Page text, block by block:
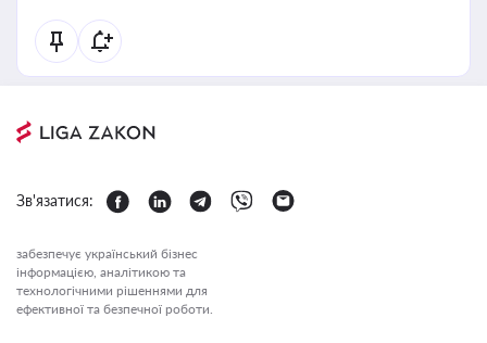
Зв'язатися:
забезпечує український бізнес
інформацією, аналітикою та
технологічними рішеннями для
ефективної та безпечної роботи.